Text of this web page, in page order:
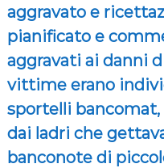
aggravato e
pianificato e
aggravati ai danni
vittime erano
sportelli
dai ladri che
banconote di